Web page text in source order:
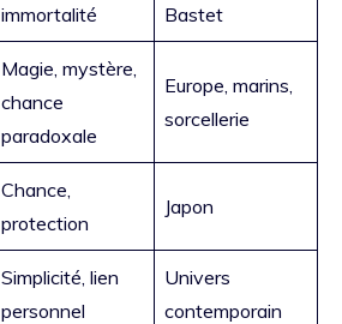
immortalité
Bastet
Magie, mystère,
chance
paradoxale
Europe, marins,
sorcellerie
Chance,
protection
Japon
Simplicité, lien
personnel
Univers
contemporain